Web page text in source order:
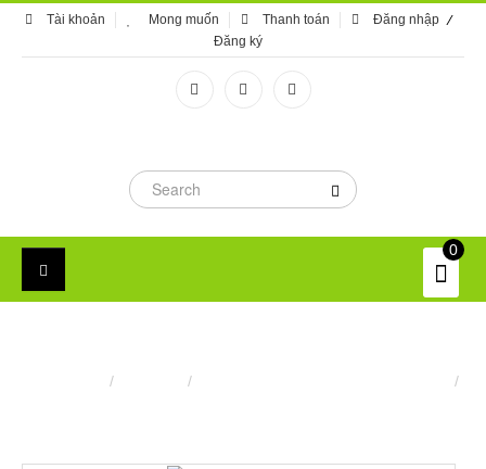
Tài khoản Mong muốn Thanh toán
Đăng nhập
Đăng ký
0
/ /
/